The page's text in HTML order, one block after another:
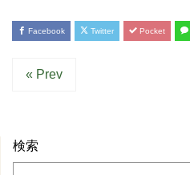
Facebook Twitter Pocket
« Prev
検索